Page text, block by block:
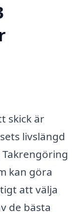
skick är
livslängd
kan göra
att välja
de bästa